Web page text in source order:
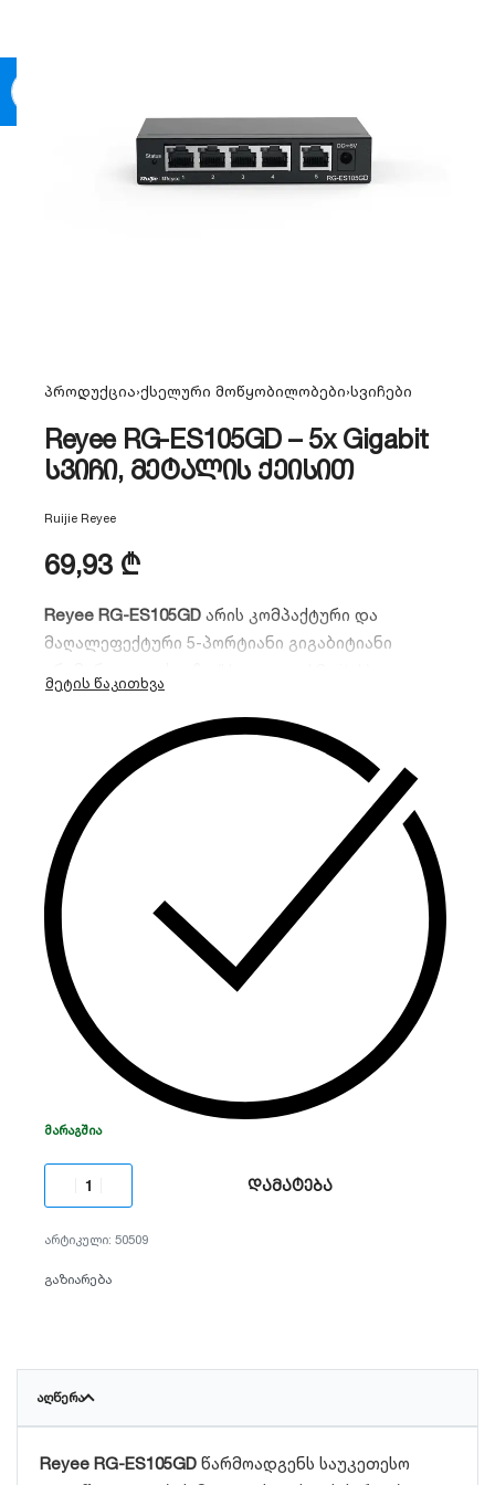
პროდუქცია›ქსელური მოწყობილობები›სვიჩები
Reyee RG-ES105GD – 5x Gigabit
სვიჩი, მეტალის ქეისით
Ruijie Reyee
69,93 ₾
Reyee RG-ES105GD არის კომპაქტური და
მაღალეფექტური 5-პორტიანი გიგაბიტიანი
იდეალურია მცირე ოფისებისა და სახლის
პირობებში ქსელის მარტივად
გასაფართოებლად. გამოირჩევა მყარი მეტალის
კორპუსით და ენერგოეფექტურობით.
ᲛᲐᲠᲐᲒᲨᲘᲐ
დამატება
50509
გაზიარება
ᲐᲦᲬᲔᲠᲐ
Reyee RG-ES105GD წარმოადგენს საუკეთესო